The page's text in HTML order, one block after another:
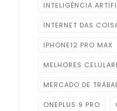
INTELIGÊNCIA
INTERNET DAS
IPHONE12 PRO MAX
MELHORES
MERCADO DE
ONEPLUS 9 PRO